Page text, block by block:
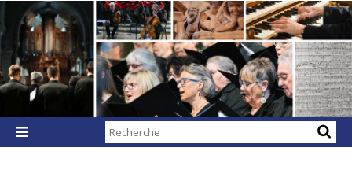

Chercher par
Recherche